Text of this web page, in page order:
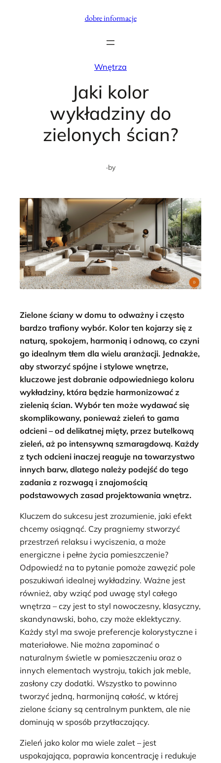
dobre informacje
Wnętrza
Jaki kolor
wykładziny do
zielonych ścian?
·by
Zielone ściany w domu to odważny i często
bardzo trafiony wybór. Kolor ten kojarzy się z
naturą, spokojem, harmonią i odnową, co czyni
go idealnym tłem dla wielu aranżacji. Jednakże,
aby stworzyć spójne i stylowe wnętrze,
kluczowe jest dobranie odpowiedniego koloru
wykładziny, która będzie harmonizować z
zielenią ścian. Wybór ten może wydawać się
skomplikowany, ponieważ zieleń to gama
odcieni – od delikatnej mięty, przez butelkową
zieleń, aż po intensywną szmaragdową. Każdy
z tych odcieni inaczej reaguje na towarzystwo
innych barw, dlatego należy podejść do tego
zadania z rozwagą i znajomością
podstawowych zasad projektowania wnętrz.
Kluczem do sukcesu jest zrozumienie, jaki efekt
chcemy osiągnąć. Czy pragniemy stworzyć
przestrzeń relaksu i wyciszenia, a może
energiczne i pełne życia pomieszczenie?
Odpowiedź na to pytanie pomoże zawęzić pole
poszukiwań idealnej wykładziny. Ważne jest
również, aby wziąć pod uwagę styl całego
wnętrza – czy jest to styl nowoczesny, klasyczny,
skandynawski, boho, czy może eklektyczny.
Każdy styl ma swoje preferencje kolorystyczne i
materiałowe. Nie można zapominać o
naturalnym świetle w pomieszczeniu oraz o
innych elementach wystroju, takich jak meble,
zasłony czy dodatki. Wszystko to powinno
tworzyć jedną, harmonijną całość, w której
zielone ściany są centralnym punktem, ale nie
dominują w sposób przytłaczający.
Zieleń jako kolor ma wiele zalet – jest
uspokajająca, poprawia koncentrację i redukuje